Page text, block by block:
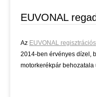
EUVONAL
Az EUVONAL
2014-ben érvényes dízel,
motorkerékpár